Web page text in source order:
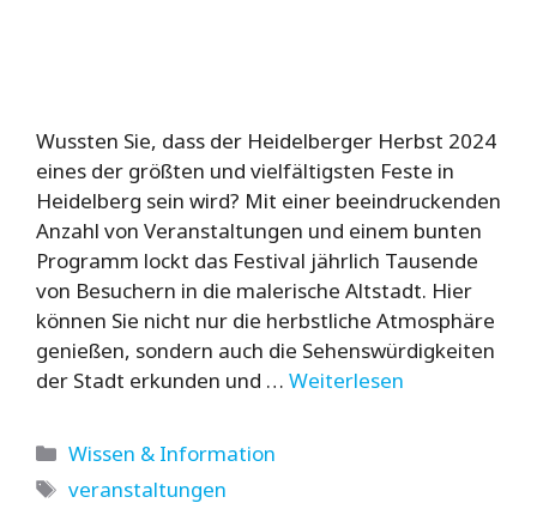
Wussten Sie, dass der Heidelberger Herbst 2024
eines der größten und vielfältigsten Feste in
Heidelberg sein wird? Mit einer beeindruckenden
Anzahl von Veranstaltungen und einem bunten
Programm lockt das Festival jährlich Tausende
von Besuchern in die malerische Altstadt. Hier
können Sie nicht nur die herbstliche Atmosphäre
genießen, sondern auch die Sehenswürdigkeiten
der Stadt erkunden und … Weiterlesen
Kategorien
Wissen & Information
Schlagwörter
veranstaltungen